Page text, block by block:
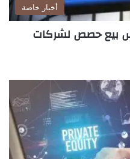
أخبار خاصة
بيع حصص لشركات